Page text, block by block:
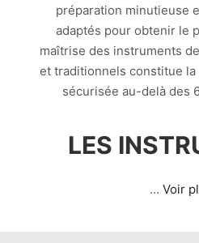
préparation minutieuse
adaptés pour obtenir le
maîtrise des instruments
et traditionnels constitue la
sécurisée au-delà des
LES
… Voir